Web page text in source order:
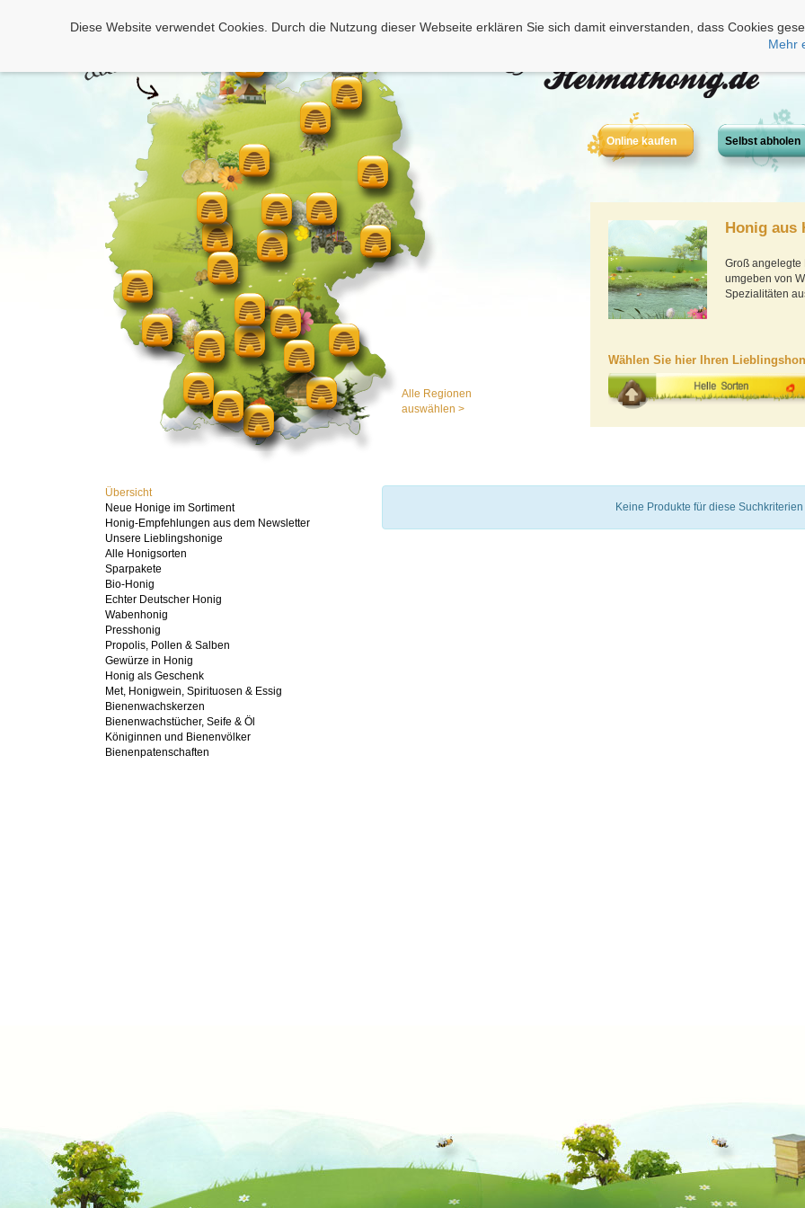
Alle Regionen
auswählen >
Diese Website verwendet Cookies. Durch die Nutzung dieser Webseite erklären Sie sich damit einverstanden, dass Cookies
Mehr
Online kaufen Selbst abholen
Honig aus
Groß angelegte
umgeben von
Spezialitäten
Wählen Sie hier Ihren
Übersicht
Neue Honige im Sortiment
Honig-Empfehlungen aus dem Newsletter
Unsere Lieblingshonige
Alle Honigsorten
Sparpakete
Bio-Honig
Echter Deutscher Honig
Wabenhonig
Presshonig
Propolis, Pollen & Salben
Gewürze in Honig
Honig als Geschenk
Met, Honigwein, Spirituosen & Essig
Bienenwachskerzen
Bienenwachstücher, Seife & Öl
Königinnen und Bienenvölker
Bienenpatenschaften
Keine Produkte für diese